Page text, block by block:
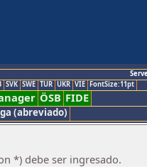
SVK SWE TUR UKR VIE FontSize:11pt
ÖSB FIDE
(abreviado)
*) debe ser ingresado.